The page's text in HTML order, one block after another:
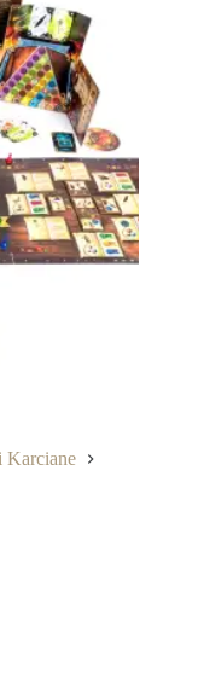
Karciane